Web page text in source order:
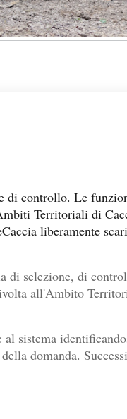
di controllo. Le
Territoriali di
liberamente
di selezione, di
all'Ambito
sistema
domanda.